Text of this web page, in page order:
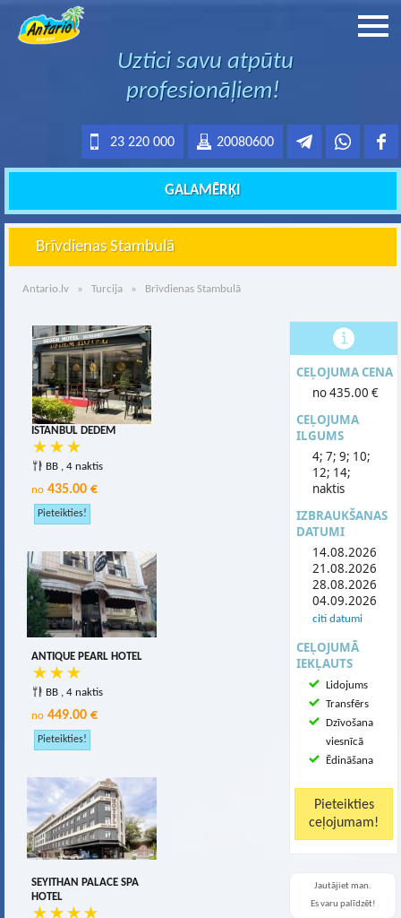
Uztici savu atpūtu
profesionāļiem!
20080600
23 220 000
GALAMĒRĶI
Brīvdienas Stambulā
Antario.lv » Turcija » Brīvdienas Stambulā
CEĻOJUMA CENA
no 435.00 €
CEĻOJUMA
ILGUMS
4; 7; 9; 10;
12; 14;
naktis
IZBRAUKŠANAS
DATUMI
14.08.2026
21.08.2026
28.08.2026
04.09.2026
citi datumi
CEĻOJUMĀ
IEKĻAUTS
Lidojums
Transfērs
Dzīvošana
viesnīcā
Ēdināšana
Jautājiet man.
Es varu palīdzēt!
ISTANBUL DEDEM
BB , 4 naktis
no 435.00 €
ANTIQUE PEARL HOTEL
BB , 4 naktis
no 449.00 €
SEYITHAN PALACE SPA
HOTEL